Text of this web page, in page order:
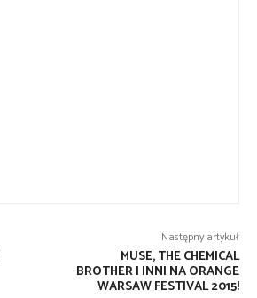
Następny artykuł
MUSE, THE CHEMICAL
BROTHER I INNI NA ORANGE
WARSAW FESTIVAL 2015!